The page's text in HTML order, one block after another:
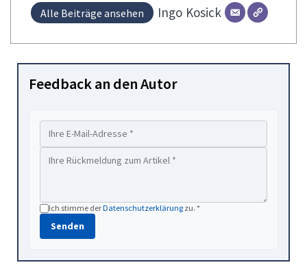
Alle Beiträge ansehen Ingo Kosick
Feedback an den Autor
Ich stimme derDatenschutzerklärung zu. *
Senden